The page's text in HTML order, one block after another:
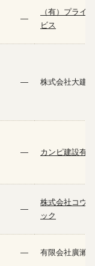
—
（有）プライ
ビス
— 株式会社大建
— カンピ建設有
—
株式会社コウ
ック
— 有限会社廣瀨